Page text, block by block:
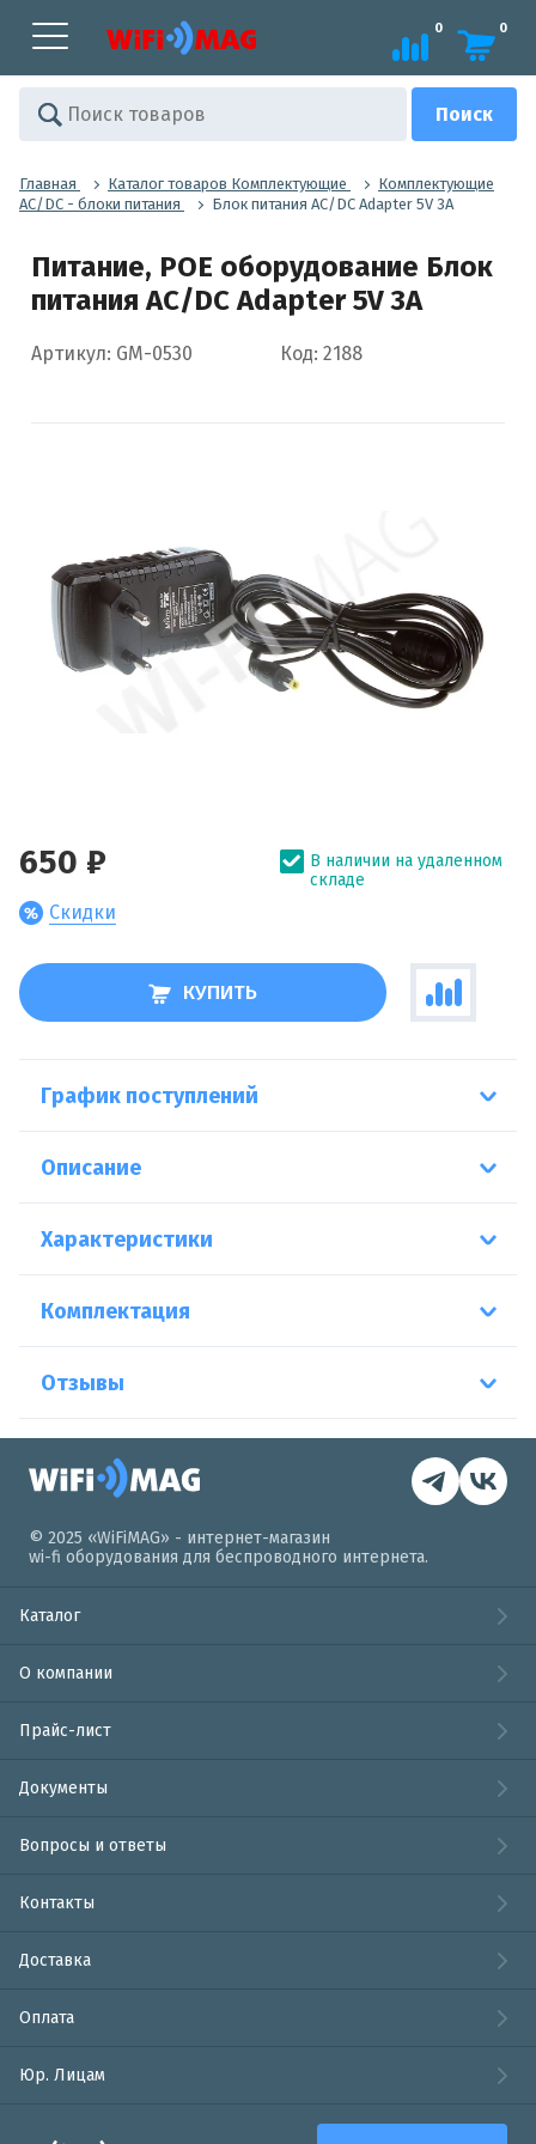
0 0
Главная Каталог товаров Комплектующие
Комплектующие
AC/DC - блоки питания
Блок питания AC/DC Adapter 5V 3A
Питание, POE оборудование Блок
питания AC/DC Adapter 5V 3A
Артикул: GM-0530 Код: 2188
650 ₽
Скидки
В наличии на удаленном
складе
КУПИТЬ
График поступлений
Описание
Характеристики
Комплектация
Отзывы
© 2025 «WiFiMAG» - интернет-магазин
wi-fi оборудования для беспроводного интернета.
Каталог
О компании
Прайс-лист
Документы
Вопросы и ответы
Контакты
Доставка
Оплата
Юр. Лицам